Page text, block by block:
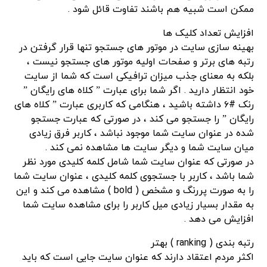
ممکن است شبیه هم باشند تفاوت قائل شود .
افزایش تعداد کلیک ها
بهینه سازی سایت در موتور های جستجو تنها قرار گرفتن در
رتبه های برتر و صفحات اولیه موتور های جستجو نیست ،
بلکه به معنای جذب میزان ترافیکی است که شما از سایت
خود انتظار دارید . اگر شما برای عبارت ” کلاه های رایگان ”
رنک #۶ داشته باشید ، هنگامی که کاربری عبارت ” کلاه های
رایگان ” را جستجو می کند ، در صورتی که عبارت جستجو
شده در عنوان سایت شما موجود نباشد ، کاربر فرق زیادی
میان سایت شما و دیگر سایت ها مشاهده نمی کند .
در صورتی که عنوان سایت شما شامل کلمه کلیدی مورد نظر
شما باشد ، کاربر با جستجوی کلمه کلیدی ، عنوان سایت شما
را به صورت پررنگ و مشخص ( bold ) مشاهده می کند و این
به مقدار بسیار زیادی میل کاربر را برای مشاهده سایت شما
افزایش می دهد .
رتبه بندی ( ranking ) بهتر
اکثر مردم اعتقاد دارند که عنوان سایت جایی است که باید